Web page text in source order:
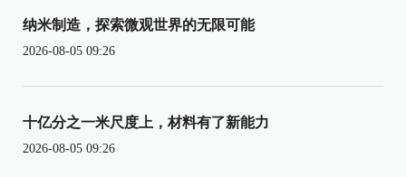
纳米制造，探索微观世界的无限可能
2026-08-05 09:26
十亿分之一米尺度上，材料有了新能力
2026-08-05 09:26